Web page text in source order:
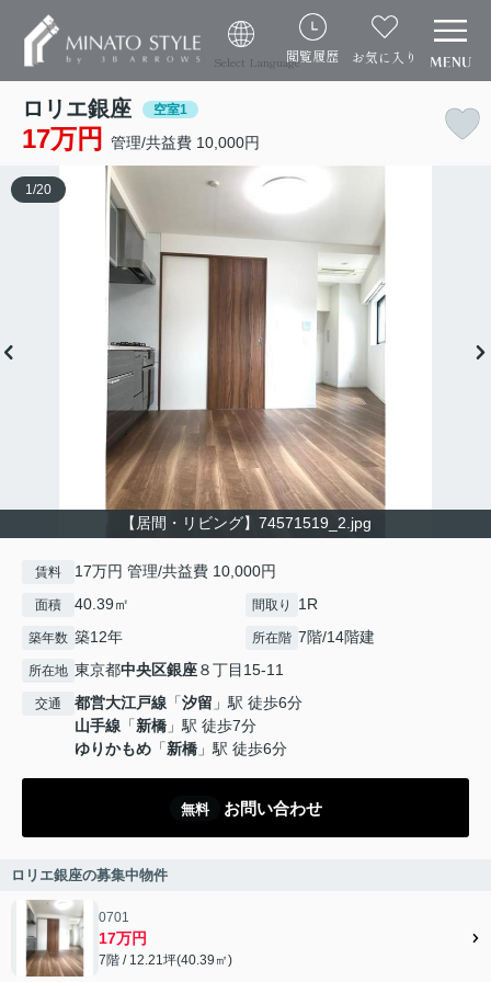
Select Language閲覧履歴 お気に入り
ロリエ銀座 空室1
17万円 管理/共益費 10,000円
【居間・リビング】74571519_2.jpg
1/20
賃料 17万円 管理/共益費 10,000円
面積 40.39㎡ 間取り 1R
築年数 築12年 所在階 7階/14階建
所在地 東京都中央区銀座８丁目15-11
交通 都営大江戸線 「汐留 」駅 徒歩6分
山手線 「新橋 」駅 徒歩7分
ゆりかもめ 「新橋 」駅 徒歩6分
無料 お問い合わせ
ロリエ銀座の募集中物件
0701
17万円
7階 / 12.21坪(40.39㎡)